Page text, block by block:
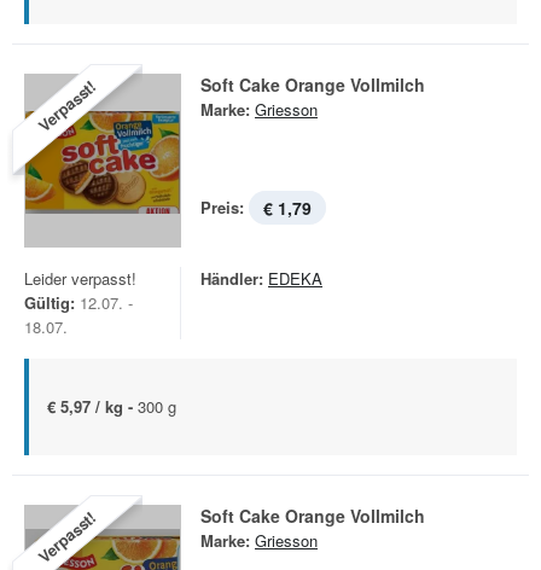
Verpasst! Soft Cake Orange Vollmilch
Marke: Griesson
Preis: € 1,79
Leider verpasst!
Gültig: 12.07. -
18.07.
Händler: EDEKA
€ 5,97 / kg - 300 g
Verpasst! Soft Cake Orange Vollmilch
Marke: Griesson